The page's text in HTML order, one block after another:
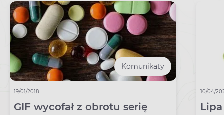
Komunikaty
19/01/2018
GIF wycofał z obrotu serię
10/04/